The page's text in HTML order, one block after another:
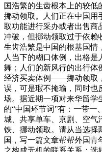
国浩繁的生齿根本上的较低
挪动领取。人们正在中国用
取功能进行采办或者出售商
冲破，但挪动领取过于依赖
生齿浩繁是中国的根基国情
人当下的糊口体例，出格
舞；人们的新风行的出行
经济买卖体例——挪动领取
误，可是瑕不掩瑜，同时也
场。据近期一项对来华留学
的“中国环节词”有：一带一
城、共享单车、京剧、空气
铁、挪动领取。请从当选择
国，写一篇文章帮帮外国青
之构成无机的联系关系；选